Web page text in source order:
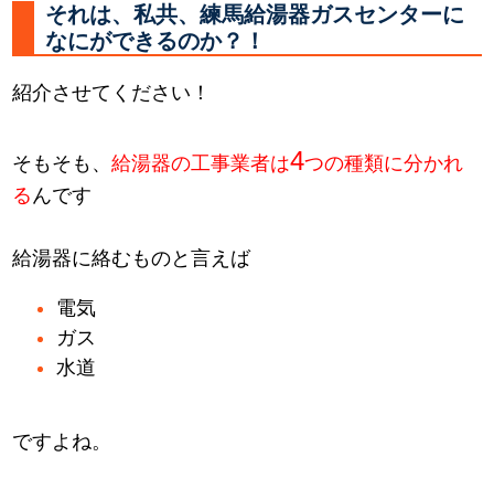
それは、私共、練馬給湯器ガスセンターに
なにができるのか？！
紹介させてください！
そもそも、給湯器の工事業者は4つの種類に分かれ
る んです
給湯器に絡むものと言えば
電気
ガス
水道
ですよね。